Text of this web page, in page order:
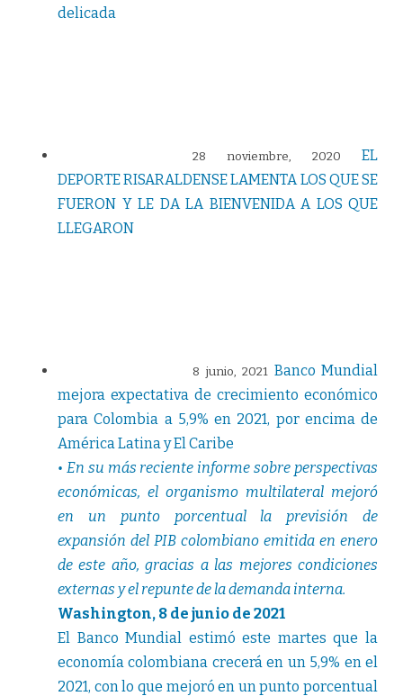
delicada
28 noviembre, 2020
EL
DEPORTE RISARALDENSE LAMENTA LOS QUE SE
FUERON Y LE DA LA BIENVENIDA A LOS QUE
LLEGARON
8 junio, 2021 Banco Mundial
mejora expectativa de crecimiento económico
para Colombia a 5,9% en 2021, por encima de
América Latina y El Caribe
• En su más reciente informe sobre perspectivas
económicas, el organismo multilateral mejoró
en un punto porcentual la previsión de
expansión del PIB colombiano emitida en enero
de este año, gracias a las mejores condiciones
externas y el repunte de la demanda interna.
Washington, 8 de junio de 2021
El Banco Mundial estimó este martes que la
economía colombiana crecerá en un 5,9% en el
2021, con lo que mejoró en un punto porcentual